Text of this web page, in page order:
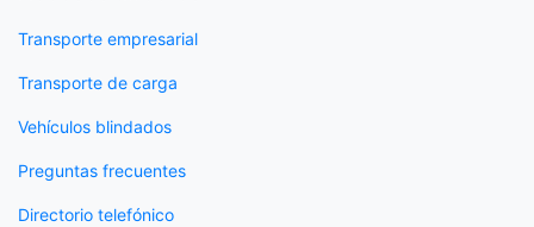
Transporte empresarial
Transporte de carga
Vehículos blindados
Preguntas frecuentes
Directorio telefónico